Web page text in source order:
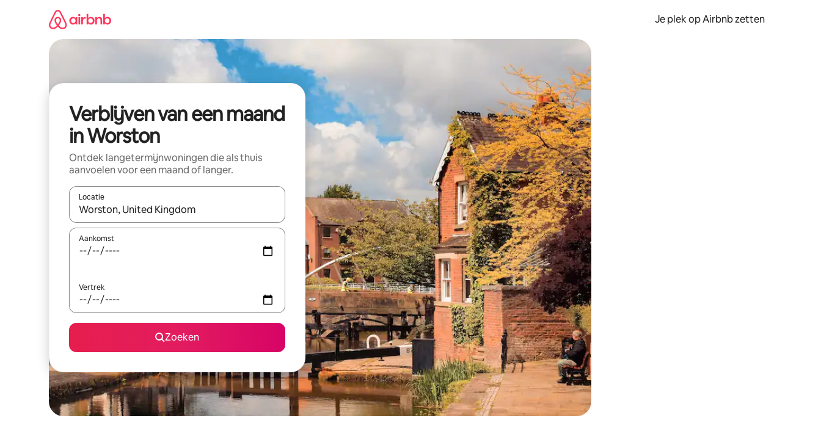
Je plek op Airbnb zetten
Verblijven van een maand
in Worston
Ontdek langetermijnwoningen die als thuis
aanvoelen voor een maand of langer.
Locatie
Wanneer er resultaten beschikbaar zijn, maak je een keuze met je de pijltjestoetsen omhoog en omlaag, óf door te tikken of swipen.
Aankomst
Vertrek
Zoeken